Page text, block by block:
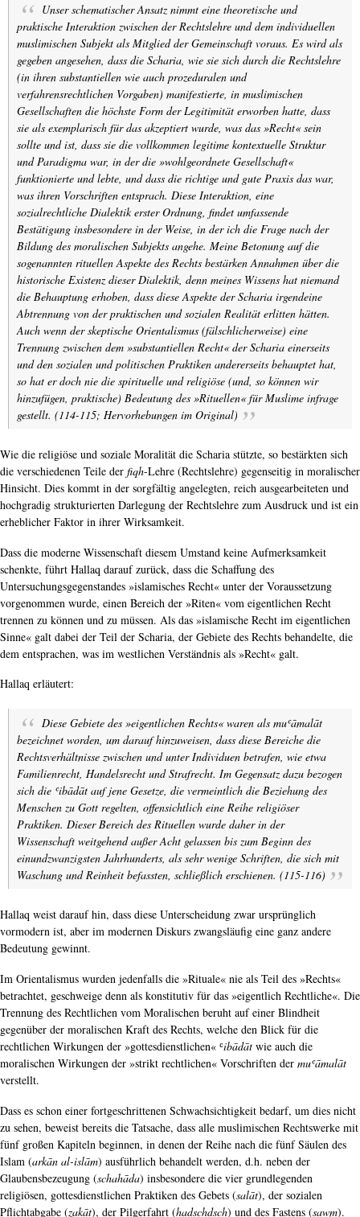
Unser schematischer Ansatz nimmt eine theoretische und
praktische Interaktion zwischen der Rechtslehre und dem individuellen
muslimischen Subjekt als Mitglied der Gemeinschaft voraus. Es wird als
gegeben angesehen, dass die Scharia, wie sie sich durch die Rechtslehre
(in ihren substantiellen wie auch prozeduralen und
verfahrensrechtlichen Vorgaben) manifestierte, in muslimischen
Gesellschaften die höchste Form der Legitimität erworben hatte, dass
sie als exemplarisch für das akzeptiert wurde, was das »Recht« sein
sollte undist, dass sie die vollkommen legitime kontextuelle Struktur
und Paradigma war, in der die »wohlgeordnete Gesellschaft«
funktionierte und lebte, und dass die richtige und gute Praxis das war,
was ihren Vorschriften entsprach. Diese Interaktion, eine
sozialrechtliche Dialektik erster Ordnung, findet umfassende
Bestätigung insbesondere in der Weise, in der ich die Frage nach der
Bildung des moralischen Subjekts angehe. Meine Betonung auf die
sogenannten rituellen Aspekte des Rechts bestärken Annahmen über die
historische Existenz dieser Dialektik, denn meines Wissens hat niemand
die Behauptung erhoben, dass diese Aspekte der Scharia irgendeine
Abtrennung von der praktischen und sozialen Realität erlitten hätten.
Auch wenn der skeptische Orientalismus (fälschlicherweise) eine
Trennung zwischen dem »substantiellen Recht« der Scharia einerseits
und den sozialen und politischen Praktiken andererseits behauptet hat,
so hat er doch nie die spirituelle und religiöse (und, so können wir
hinzufügen, praktische) Bedeutung des »Rituellen« für Muslime infrage
gestellt. (114-115; Hervorhebungen im Original)
Wie die religiöse und soziale Moralität die Scharia stützte, so bestärkten sich
die verschiedenen Teile der fiqh-Lehre (Rechtslehre) gegenseitig in moralischer
Hinsicht. Dies kommt in der sorgfältig angelegten, reich ausgearbeiteten und
hochgradig strukturierten Darlegung der Rechtslehre zum Ausdruck und ist ein
erheblicher Faktor in ihrer Wirksamkeit.
Dass die moderne Wissenschaft diesem Umstand keine Aufmerksamkeit
schenkte, führt Hallaq darauf zurück, dass die Schaffung des
Untersuchungsgegenstandes »islamisches Recht« unter der Voraussetzung
vorgenommen wurde, einen Bereich der »Riten« vom eigentlichen Recht
trennen zu können und zu müssen. Als das »islamische Recht im eigentlichen
Sinne« galt dabei der Teil der Scharia, der Gebiete des Rechts behandelte, die
dem entsprachen, was im westlichen Verständnis als »Recht« galt.
Hallaq erläutert:
Diese Gebiete des »eigentlichen Rechts« waren alsmuʿāmalāt
bezeichnet worden, um darauf hinzuweisen, dass diese Bereiche die
Rechtsverhältnisse zwischen und unter Individuen betrafen, wie etwa
Familienrecht, Handelsrecht und Strafrecht. Im Gegensatz dazu bezogen
sich die ʿibādāt auf jene Gesetze, die vermeintlich die Beziehung des
Menschen zu Gott regelten, offensichtlich eine Reihe religiöser
Praktiken. Dieser Bereich des Rituellen wurde daher in der
Wissenschaft weitgehend außer Acht gelassen bis zum Beginn des
einundzwanzigsten Jahrhunderts, als sehr wenige Schriften, die sich mit
Waschung und Reinheit befassten, schließlich erschienen. (115-116)
Hallaq weist darauf hin, dass diese Unterscheidung zwar ursprünglich
vormodern ist, aber im modernen Diskurs zwangsläufig eine ganz andere
Bedeutung gewinnt.
Im Orientalismus wurden jedenfalls die »Rituale« nie als Teil des »Rechts«
betrachtet, geschweige denn als konstitutiv für das »eigentlich Rechtliche«. Die
Trennung des Rechtlichen vom Moralischen beruht auf einer Blindheit
gegenüber der moralischen Kraft des Rechts, welche den Blick für die
rechtlichen Wirkungen der »gottesdienstlichen« ʿibādāt wie auch die
moralischen Wirkungen der »strikt rechtlichen« Vorschriften der muʿāmalāt
verstellt.
Dass es schon einer fortgeschrittenen Schwachsichtigkeit bedarf, um dies nicht
zu sehen, beweist bereits die Tatsache, dass alle muslimischen Rechtswerke mit
fünf großen Kapiteln beginnen, in denen der Reihe nach die fünf Säulen des
Islam (arkān al-islām) ausführlich behandelt werden, d.h. neben der
Glaubensbezeugung (schahāda) insbesondere die vier grundlegenden
religiösen, gottesdienstlichen Praktiken des Gebets (salāt), der sozialen
Pflichtabgabe (zakāt), der Pilgerfahrt (hadschdsch) und des Fastens (sawm).